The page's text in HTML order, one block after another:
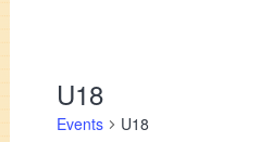
U18
Events U18